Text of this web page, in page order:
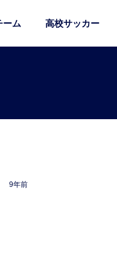
ーム 高校サッカー
9年前